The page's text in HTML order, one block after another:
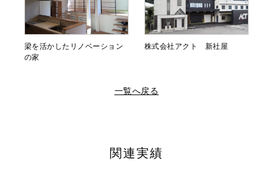
梁を活かしたリノベーション
の家
株式会社アクト 新社屋
一覧へ戻る
関連実績